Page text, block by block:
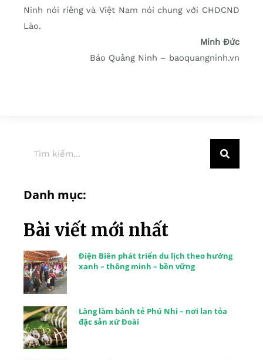
Ninh nói riêng và Việt Nam nói chung với CHDCND
Lào.
Minh Đức
Báo Quảng Ninh – baoquangninh.vn
Danh mục:
Bài viết mới nhất
Điện Biên phát triển du lịch theo hướng
xanh – thông minh – bền vững
Làng làm bánh tẻ Phú Nhi – nơi lan tỏa
đặc sản xứ Đoài